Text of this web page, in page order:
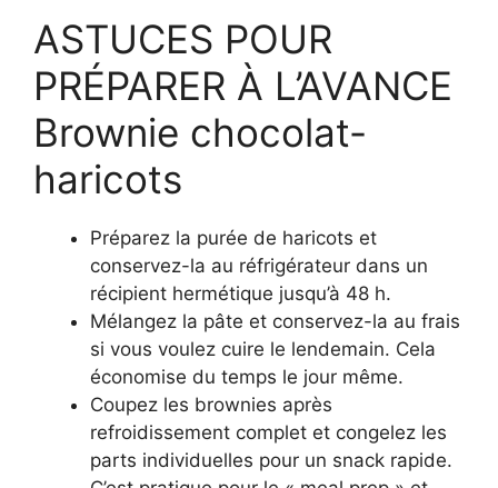
ASTUCES POUR
PRÉPARER À L’AVANCE
Brownie chocolat-
haricots
Préparez la purée de haricots et
conservez-la au réfrigérateur dans un
récipient hermétique jusqu’à 48 h.
Mélangez la pâte et conservez-la au frais
si vous voulez cuire le lendemain. Cela
économise du temps le jour même.
Coupez les brownies après
refroidissement complet et congelez les
parts individuelles pour un snack rapide.